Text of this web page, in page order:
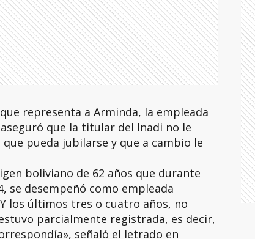
representa a Arminda, la empleada
que la titular del Inadi no le
pueda jubilarse y que a cambio le
boliviano de 62 años que durante
se desempeñó como empleada
los últimos tres o cuatro años, no
parcialmente registrada, es decir,
señaló el letrado en